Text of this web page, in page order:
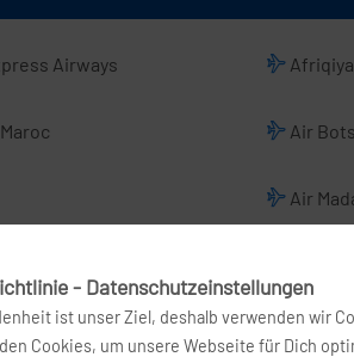
Airways
Air
Air
Airlines AMC
- Datenschutzeinstellungen
ist unser Ziel, deshalb verwenden wir
Cookies, um unsere Webseite für Dich